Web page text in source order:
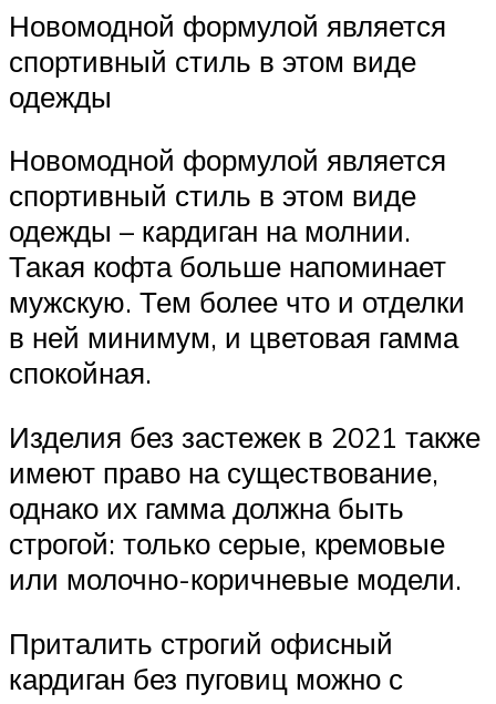
Новомодной формулой является
спортивный стиль в этом виде
одежды
Новомодной формулой является
спортивный стиль в этом виде
одежды – кардиган на молнии.
Такая кофта больше напоминает
мужскую. Тем более что и отделки
в ней минимум, и цветовая гамма
спокойная.
Изделия без застежек в 2021 также
имеют право на существование,
однако их гамма должна быть
строгой: только серые, кремовые
или молочно-коричневые модели.
Приталить строгий офисный
кардиган без пуговиц можно с